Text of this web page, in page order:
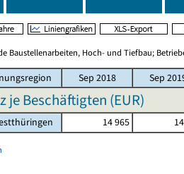
Baustellenarbeiten, Hoch- und Tiefbau;
Sep 2018 Sep
je Beschäftigten (EUR)
14 965